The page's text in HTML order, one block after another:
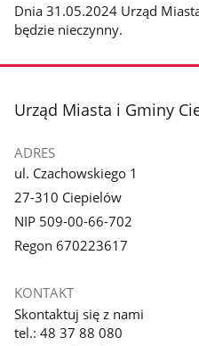
Dnia 31.05.2024 Urząd
będzie nieczynny.
stopka
Urząd Miasta i Gminy
ADRES
ul. Czachowskiego 1
27-310 Ciepielów
NIP 509-00-66-702
Regon 670223617
KONTAKT
Skontaktuj się z nami
tel.: 48 37 88 080